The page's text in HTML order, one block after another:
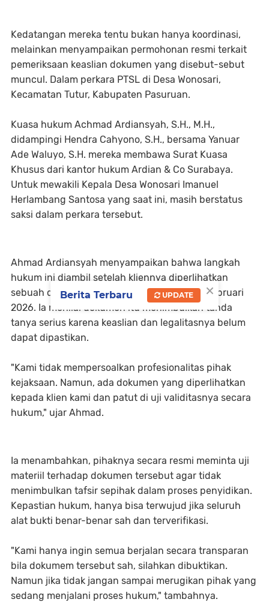
Kedatangan mereka tentu bukan hanya koordinasi,
melainkan menyampaikan permohonan resmi terkait
pemeriksaan keaslian dokumen yang disebut-sebut
muncul. Dalam perkara PTSL di Desa Wonosari,
Kecamatan Tutur, Kabupaten Pasuruan.
Kuasa hukum Achmad Ardiansyah, S.H., M.H.,
didampingi Hendra Cahyono, S.H., bersama Yanuar
Ade Waluyo, S.H. mereka membawa Surat Kuasa
Khusus dari kantor hukum Ardian & Co Surabaya.
Untuk mewakili Kepala Desa Wonosari Imanuel
Herlambang Santosa yang saat ini, masih berstatus
saksi dalam perkara tersebut.
Ahmad Ardiansyah menyampaikan bahwa langkah
hukum ini diambil setelah kliennya diperlihatkan
sebuah dokumen saat pemeriksaan pada 2 Februari
2026. Ia menilai dokumen itu menimbulkan tanda
tanya serius karena keaslian dan legalitasnya belum
dapat dipastikan.
"Kami tidak mempersoalkan profesionalitas pihak
kejaksaan. Namun, ada dokumen yang diperlihatkan
kepada klien kami dan patut di uji validitasnya secara
hukum," ujar Ahmad.
Ia menambahkan, pihaknya secara resmi meminta uji
materiil terhadap dokumen tersebut agar tidak
menimbulkan tafsir sepihak dalam proses penyidikan.
Kepastian hukum, hanya bisa terwujud jika seluruh
alat bukti benar-benar sah dan terverifikasi.
"Kami hanya ingin semua berjalan secara transparan
bila dokumem tersebut sah, silahkan dibuktikan.
Namun jika tidak jangan sampai merugikan pihak yang
sedang menjalani proses hukum," tambahnya.
×
Berita Terbaru UPDATE